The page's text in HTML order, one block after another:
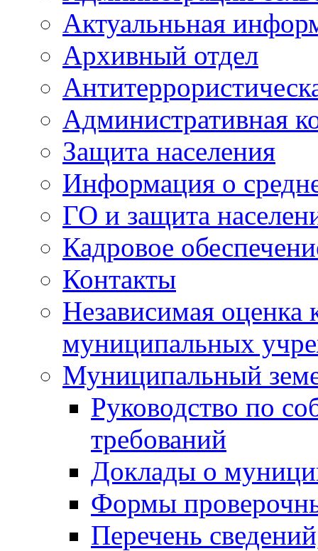
Актуальньная
Архивный отдел
Административная
Защита населения
Информация о
ГО и защита
Кадровое
Контакты
Независимая оценка
муниципальных
Муниципальный
Руководство по
требований
Доклады о
Формы
Перечень